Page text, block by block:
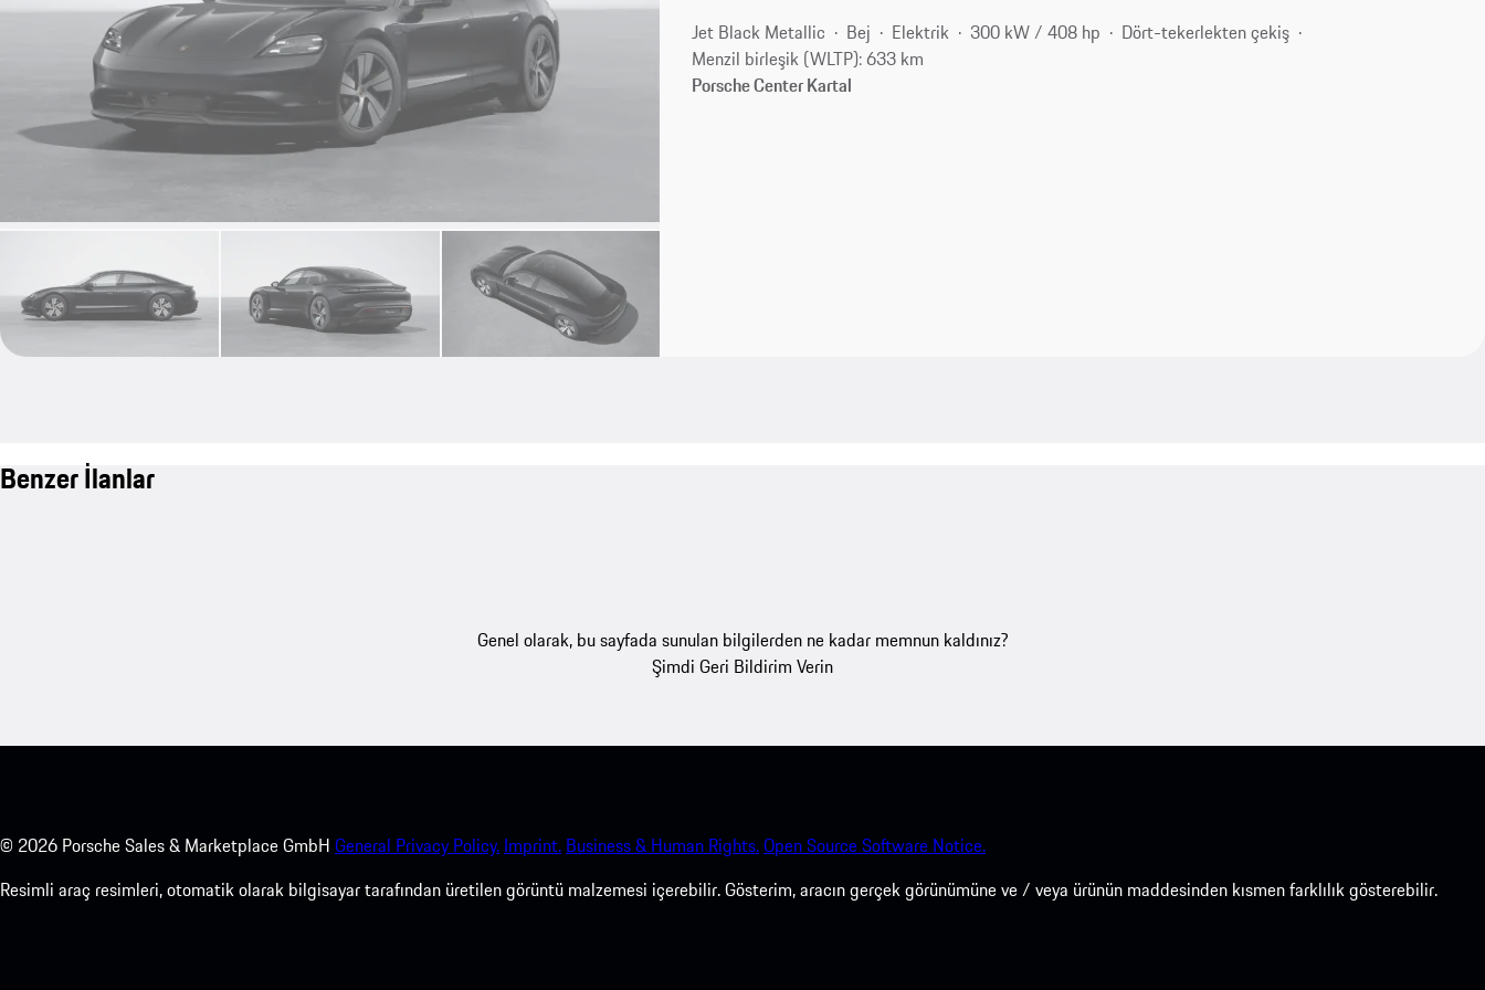
Jet Black Metallic Bej Elektrik 300 kW / 408 hp
Dört-tekerlekten çekiş
Menzil birleşik (WLTP): 633 km
Porsche Center Kartal
Benzer İlanlar
Genel olarak, bu sayfada sunulan bilgilerden ne kadar memnun kaldınız?
Şimdi Geri Bildirim Verin
© 2026 Porsche Sales & Marketplace GmbH General Privacy Policy. Imprint. Business & Human Rights.Open Source Software Notice.
Resimli araç resimleri, otomatik olarak bilgisayar tarafından üretilen görüntü malzemesi içerebilir. Gösterim, aracın gerçek görünümüne ve / veya ürünün maddesinden kısmen farklılık gösterebilir.